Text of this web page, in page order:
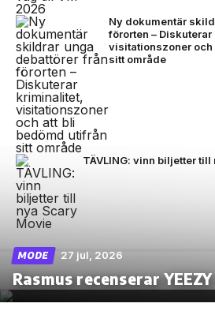
Ny dokumentär
förorten – Diskuterar
visitationszoner och
sitt område
TÄVLING: vinn biljetter
MODE 27 jul, 2026
Rasmus recenserar YEEZY